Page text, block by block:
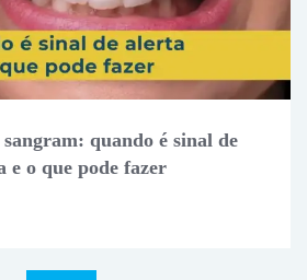
sangram: quando é sinal de
e o que pode fazer